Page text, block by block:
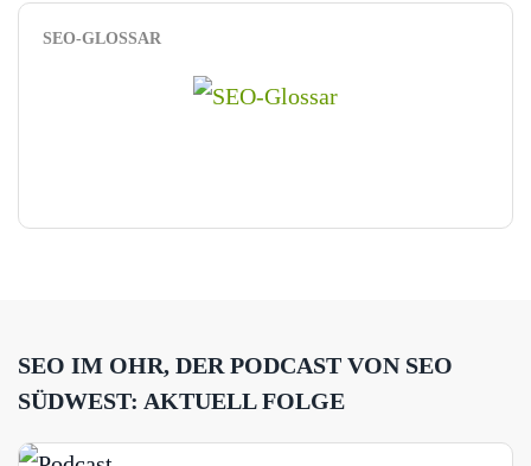
SEO-GLOSSAR
SEO IM OHR, DER PODCAST VON SEO
SÜDWEST: AKTUELL FOLGE